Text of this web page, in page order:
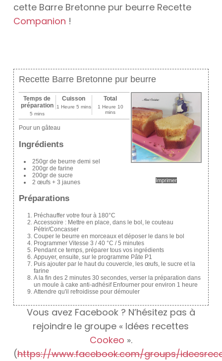
cette Barre Bretonne pur beurre Recette
Companion !
Recette Barre Bretonne pur beurre
Imprimer
Temps de
préparation
5 mins
Cuisson
1 Heure 5 mins
Total
1 Heure 10
mins
Pour un gâteau
Ingrédients
250gr de beurre demi sel
200gr de farine
200gr de sucre
2 œufs + 3 jaunes
Préparations
Préchauffer votre four à 180°C
Accessoire : Mettre en place, dans le bol, le couteau
Pétrir/Concasser
Couper le beurre en morceaux et déposer le dans le bol
Programmer Vitesse 3 / 40 °C / 5 minutes
Pendant ce temps, préparer tous vos ingrédients
Appuyer, ensuite, sur le programme Pâte P1
Puis ajouter par le haut du couvercle, les œufs, le sucre et la
farine
A la fin des 2 minutes 30 secondes, verser la préparation dans
un moule à cake anti-adhésif Enfourner pour environ 1 heure
Attendre qu'il refroidisse pour démouler
Vous avez Facebook ? N’hésitez pas à
rejoindre le groupe « Idées recettes
Cookeo ».
(https://www.facebook.com/groups/